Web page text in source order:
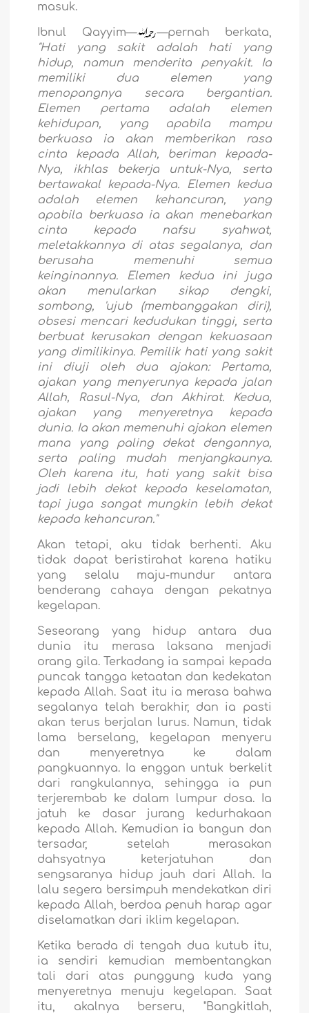
masuk.
Ibnul Qayyim—
—pernah berkata,
"Hati yang sakit adalah hati yang
hidup, namun menderita penyakit. Ia
memiliki dua elemen yang
menopangnya secara bergantian.
Elemen pertama adalah elemen
kehidupan, yang apabila mampu
berkuasa ia akan memberikan rasa
cinta kepada Allah, beriman kepada-
Nya, ikhlas bekerja untuk-Nya, serta
bertawakal kepada-Nya. Elemen kedua
adalah elemen kehancuran, yang
apabila berkuasa ia akan menebarkan
cinta kepada nafsu syahwat,
meletakkannya di atas segalanya, dan
berusaha memenuhi semua
keinginannya. Elemen kedua ini juga
akan menularkan sikap dengki,
sombong, 'ujub (membanggakan diri),
obsesi mencari kedudukan tinggi, serta
berbuat kerusakan dengan kekuasaan
yang dimilikinya. Pemilik hati yang sakit
ini diuji oleh dua ajakan: Pertama,
ajakan yang menyerunya kepada jalan
Allah, Rasul-Nya, dan Akhirat. Kedua,
ajakan yang menyeretnya kepada
dunia. Ia akan memenuhi ajakan elemen
mana yang paling dekat dengannya,
serta paling mudah menjangkaunya.
Oleh karena itu, hati yang sakit bisa
jadi lebih dekat kepada keselamatan,
tapi juga sangat mungkin lebih dekat
kepada kehancuran."
Akan tetapi, aku tidak berhenti. Aku
tidak dapat beristirahat karena hatiku
yang selalu maju-mundur antara
benderang cahaya dengan pekatnya
kegelapan.
Seseorang yang hidup antara dua
dunia itu merasa laksana menjadi
orang gila. Terkadang ia sampai kepada
puncak tangga ketaatan dan kedekatan
kepada Allah. Saat itu ia merasa bahwa
segalanya telah berakhir, dan ia pasti
akan terus berjalan lurus. Namun, tidak
lama berselang, kegelapan menyeru
dan menyeretnya ke dalam
pangkuannya. Ia enggan untuk berkelit
dari rangkulannya, sehingga ia pun
terjerembab ke dalam lumpur dosa. Ia
jatuh ke dasar jurang kedurhakaan
kepada Allah. Kemudian ia bangun dan
tersadar, setelah merasakan
dahsyatnya keterjatuhan dan
sengsaranya hidup jauh dari Allah. Ia
lalu segera bersimpuh mendekatkan diri
kepada Allah, berdoa penuh harap agar
diselamatkan dari iklim kegelapan.
Ketika berada di tengah dua kutub itu,
ia sendiri kemudian membentangkan
tali dari atas punggung kuda yang
menyeretnya menuju kegelapan. Saat
itu, akalnya berseru, "Bangkitlah,